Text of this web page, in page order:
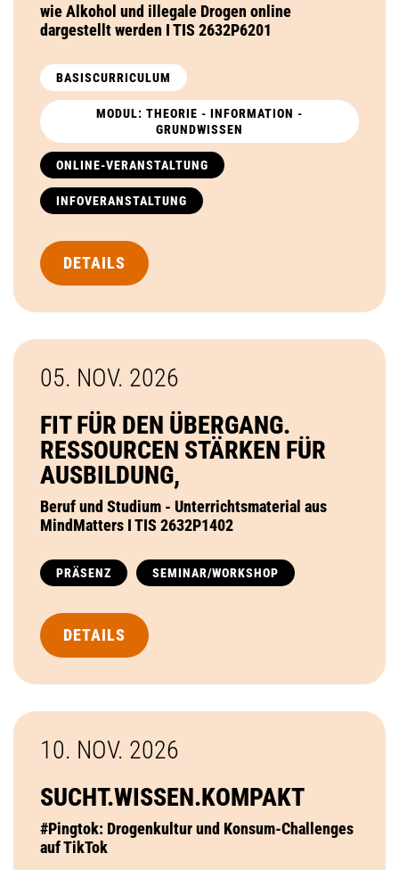
wie Alkohol und illegale Drogen online
dargestellt werden I TIS 2632P6201
BASISCURRICULUM
MODUL: THEORIE - INFORMATION -
GRUNDWISSEN
ONLINE-VERANSTALTUNG
INFOVERANSTALTUNG
DETAILS
05. NOV. 2026
FIT FÜR DEN ÜBERGANG.
RESSOURCEN STÄRKEN FÜR
AUSBILDUNG,
Beruf und Studium - Unterrichtsmaterial aus
MindMatters I TIS 2632P1402
PRÄSENZ SEMINAR/WORKSHOP
DETAILS
10. NOV. 2026
SUCHT.WISSEN.KOMPAKT
#Pingtok: Drogenkultur und Konsum-Challenges
auf TikTok